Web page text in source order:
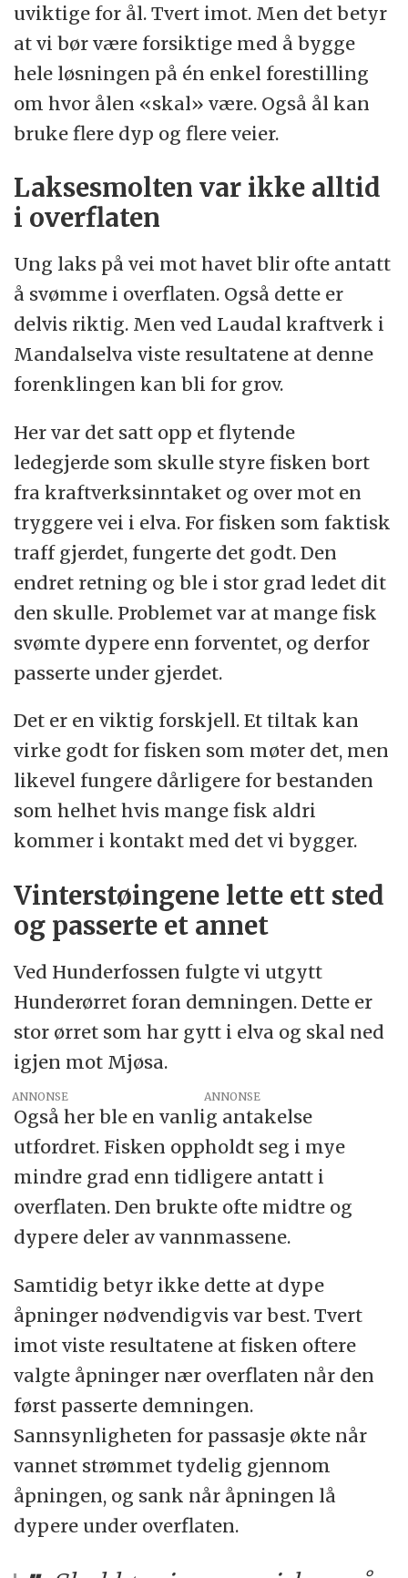
uviktige for ål. Tvert imot. Men det betyr
at vi bør være forsiktige med å bygge
hele løsningen på én enkel forestilling
om hvor ålen «skal» være. Også ål kan
bruke flere dyp og flere veier.
Laksesmolten var ikke alltid
i overflaten
Ung laks på vei mot havet blir ofte antatt
å svømme i overflaten. Også dette er
delvis riktig. Men ved Laudal kraftverk i
Mandalselva viste resultatene at denne
forenklingen kan bli for grov.
Her var det satt opp et flytende
ledegjerde som skulle styre fisken bort
fra kraftverksinntaket og over mot en
tryggere vei i elva. For fisken som faktisk
traff gjerdet, fungerte det godt. Den
endret retning og ble i stor grad ledet dit
den skulle. Problemet var at mange fisk
svømte dypere enn forventet, og derfor
passerte under gjerdet.
Det er en viktig forskjell. Et tiltak kan
virke godt for fisken som møter det, men
likevel fungere dårligere for bestanden
som helhet hvis mange fisk aldri
kommer i kontakt med det vi bygger.
Vinterstøingene lette ett sted
og passerte et annet
Ved Hunderfossen fulgte vi utgytt
Hunderørret foran demningen. Dette er
stor ørret som har gytt i elva og skal ned
igjen mot Mjøsa.
ANNONSE
Også her ble en vanlig antakelse
utfordret. Fisken oppholdt seg i mye
mindre grad enn tidligere antatt i
overflaten. Den brukte ofte midtre og
dypere deler av vannmassene.
Samtidig betyr ikke dette at dype
åpninger nødvendigvis var best. Tvert
imot viste resultatene at fisken oftere
valgte åpninger nær overflaten når den
først passerte demningen.
Sannsynligheten for passasje økte når
vannet strømmet tydelig gjennom
åpningen, og sank når åpningen lå
dypere under overflaten.